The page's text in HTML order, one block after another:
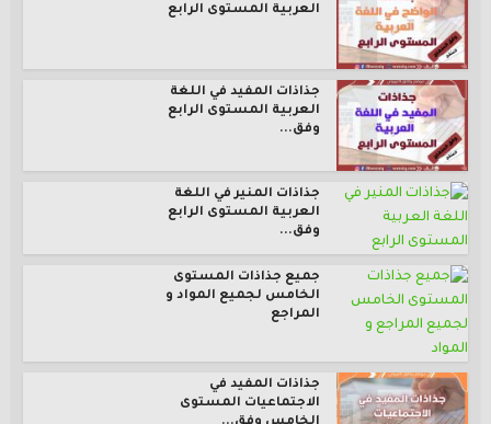
العربية المستوى الرابع
جذاذات المفيد في اللغة
العربية المستوى الرابع
وفق...
جذاذات المنير في اللغة
العربية المستوى الرابع
وفق...
جميع جذاذات المستوى
الخامس لجميع المواد و
المراجع
جذاذات المفيد في
الاجتماعيات المستوى